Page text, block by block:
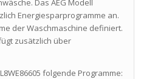
Energiesparprogramme an.
der Waschmaschine definiert.
zusätzlich über
folgende Programme: